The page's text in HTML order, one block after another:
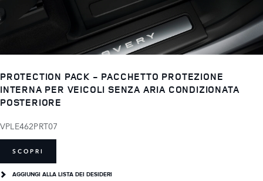
PROTECTION PACK - PACCHETTO PROTEZIONE
INTERNA PER VEICOLI SENZA ARIA CONDIZIONATA
POSTERIORE
VPLE462PRT07
SCOPRI
AGGIUNGI ALLA LISTA DEI DESIDERI